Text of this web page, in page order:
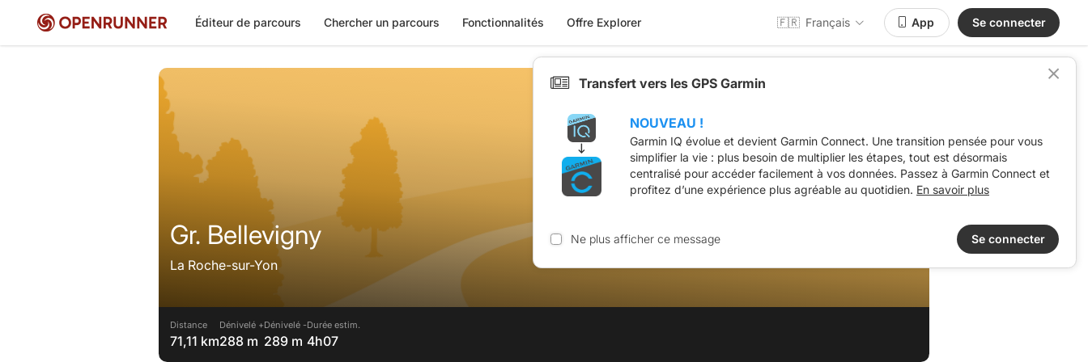
Éditeur de parcours Chercher un parcours Fonctionnalités Offre Explorer 🇫🇷 Français App Se connecter
Gr. Bellevigny
La Roche-sur-Yon
Distance
71,11 km
Dénivelé +
288 m
Dénivelé -
289 m
Durée estim.
4h07
Transfert vers les GPS Garmin
NOUVEAU !
Garmin IQ évolue et devient Garmin Connect. Une transition pensée pour vous
simplifier la vie : plus besoin de multiplier les étapes, tout est désormais
centralisé pour accéder facilement à vos données. Passez à Garmin Connect et
profitez d’une expérience plus agréable au quotidien. En savoir plus
Ne plus afficher ce message Se connecter